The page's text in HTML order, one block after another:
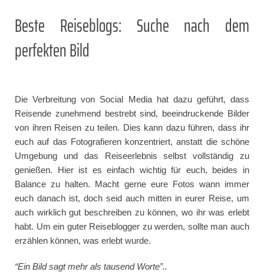
Beste Reiseblogs: Suche nach dem
perfekten Bild
Die Verbreitung von Social Media hat dazu geführt, dass
Reisende zunehmend bestrebt sind, beeindruckende Bilder
von ihren Reisen zu teilen. Dies kann dazu führen, dass ihr
euch auf das Fotografieren konzentriert, anstatt die schöne
Umgebung und das Reiseerlebnis selbst vollständig zu
genießen. Hier ist es einfach wichtig für euch, beides in
Balance zu halten. Macht gerne eure Fotos wann immer
euch danach ist, doch seid auch mitten in eurer Reise, um
auch wirklich gut beschreiben zu können, wo ihr was erlebt
habt. Um ein guter Reiseblogger zu werden, sollte man auch
erzählen können, was erlebt wurde.
“Ein Bild sagt mehr als tausend Worte”..